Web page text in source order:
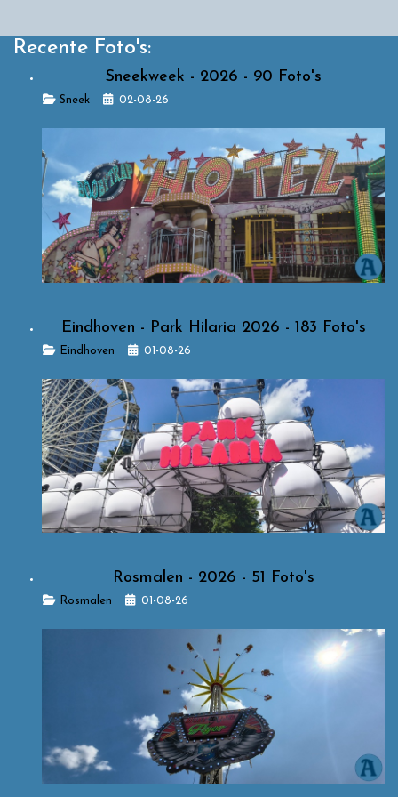
Recente Foto's:
Sneekweek - 2026 - 90 Foto's
Details
Sneek 02-08-26
Eindhoven - Park Hilaria 2026 - 183 Foto's
DetailsEindhoven 01-08-26
Rosmalen - 2026 - 51 Foto's
DetailsRosmalen 01-08-26